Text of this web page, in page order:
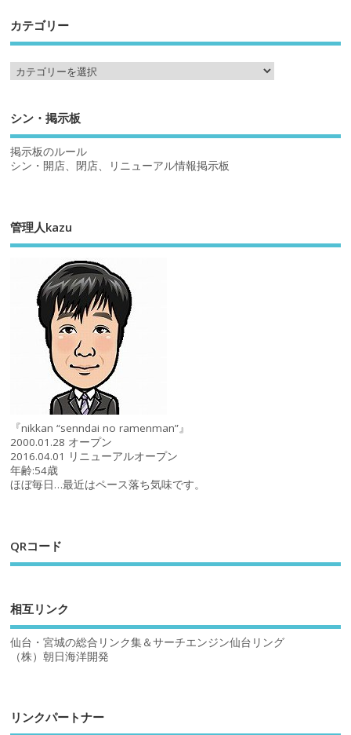
カテゴリー
シン・掲示板
掲示板のルール
シン・開店、閉店、リニューアル情報掲示板
管理人kazu
『nikkan “senndai no ramenman”』
2000.01.28 オープン
2016.04.01 リニューアルオープン
年齢:54歳
ほぼ毎日…最近はペース落ち気味です。
QRコード
相互リンク
仙台・宮城の総合リンク集＆サーチエンジン仙台リング
（株）朝日海洋開発
リンクパートナー